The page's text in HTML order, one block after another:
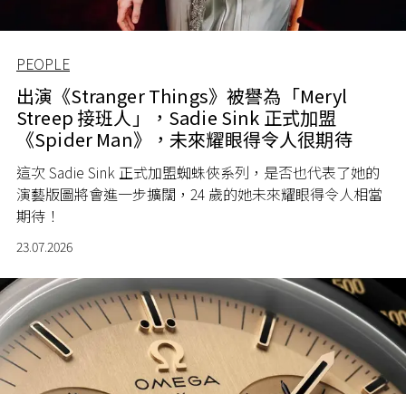
PEOPLE
出演《Stranger Things》被譽為「Meryl
Streep 接班人」，Sadie Sink 正式加盟
《Spider Man》，未來耀眼得令人很期待
這次 Sadie Sink 正式加盟蜘蛛俠系列，是否也代表了她的
演藝版圖將會進一步擴闊，24 歲的她未來耀眼得令人相當
期待！
23.07.2026